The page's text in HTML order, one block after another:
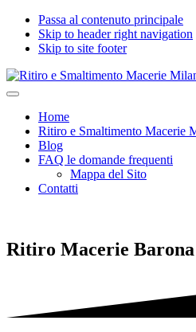
Passa al contenuto principale
Skip to header right navigation
Skip to site footer
Ritiro
Smaltimento
Macerie
Milano
Impresa
seria
certificata
Legname,
e
Menu
Home
Ritiro e Smaltimento Macerie
Blog
FAQ le domande frequenti
Mappa del Sito
Contatti
Ritiro Macerie